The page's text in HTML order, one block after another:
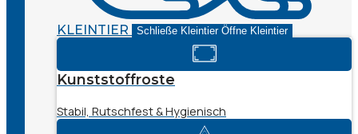
KLEINTIER Schließe Kleintier Öffne Kleintier
Kunststoffroste
Stabil, Rutschfest & Hygienisch